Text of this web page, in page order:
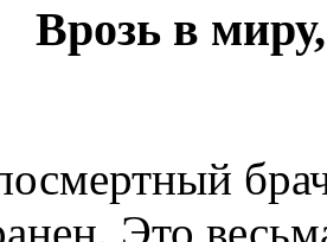
Врозь в
Это